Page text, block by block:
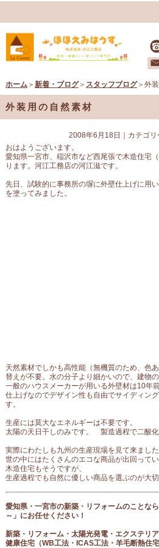
ホーム＞ 新着・ブログ＞ スタッフブログ＞外
外装用の自然素材
2008年6月18日 ｜カテゴリ
おはようございます。
愛知県一宮市、稲沢市など西尾張で木造住宅
ります。河江工務店の河江滋です。
先日、試験的に事務所の塀に外壁仕上げに用
を塗ってみました。
天然素材でしかも高性能（無機質のため、色
替えが不要。水の分子より細かいので、建物
一般のハウスメーカーが用いる外壁材は10年
仕上げなのでデザイン性も自由でサイディン
す。
生産には莫大なエネルギーは不要です。
太陽の天日干しのみです。 製造過程で二酸
実際にわたしも九州の生産現場を見て来ました
世の中にはたくさんのエコな商品が出回ってい
木造住宅もそうですが、
生産過程でも自然に優しい商品を選ぶのが大切
愛知県・一宮市の新築・リフォームのことな
～」にお任せください！
新築・リフォーム・太陽光発電・エクステリ
健康住宅（WB工法・ICAS工法・羊毛断熱住